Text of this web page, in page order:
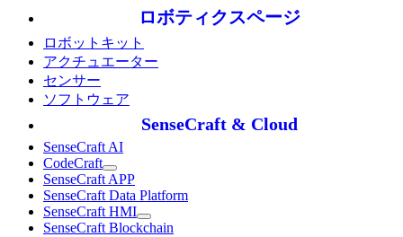
ロボティクスページ
ロボットキット
アクチュエーター
センサー
ソフトウェア
SenseCraft & Cloud
SenseCraft AI
CodeCraft
SenseCraft APP
SenseCraft Data Platform
SenseCraft HMI
SenseCraft Blockchain